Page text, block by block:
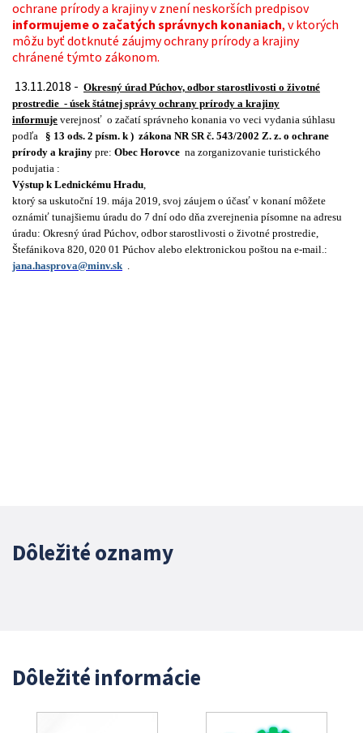
ochrane prírody a krajiny v znení neskorších predpisov
informujeme o začatých správnych konaniach, v ktorých
môžu byť dotknuté záujmy ochrany prírody a krajiny
chránené týmto zákonom.
13.11.2018 - Okresný úrad Púchov, odbor starostlivosti o životné
prostredie - úsek štátnej správy ochrany prírody a krajiny
informuje verejnosť o začatí správneho konania vo veci vydania súhlasu
podľa § 13 ods. 2 písm. k ) zákona NR SR č. 543/2002 Z. z. o ochrane
prírody a krajiny pre: Obec Horovce na zorganizovanie turistického
podujatia :
Výstup k Lednickému Hradu,
ktorý sa uskutoční 19. mája 2019, svoj záujem o účasť v konaní môžete
oznámiť tunajšiemu úradu do 7 dní odo dňa zverejnenia písomne na adresu
úradu: Okresný úrad Púchov, odbor starostlivosti o životné prostredie,
Štefánikova 820, 020 01 Púchov alebo elektronickou poštou na e-mail.:
jana.hasprova@minv.sk .
Dôležité oznamy
Dôležité informácie